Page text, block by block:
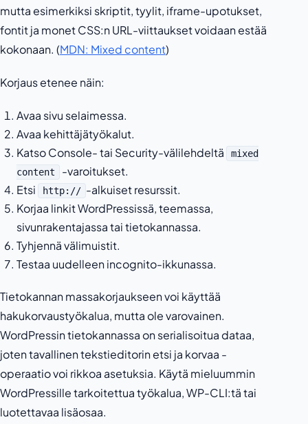
mutta esimerkiksi skriptit, tyylit, iframe-upotukset,
fontit ja monet CSS:n URL-viittaukset voidaan estää
kokonaan. (MDN: Mixed content)
Korjaus etenee näin:
Avaa sivu selaimessa.
Avaa kehittäjätyökalut.
Katso Console- tai Security-välilehdeltä
mixed
content
-varoitukset.
Etsi
http:// -alkuiset resurssit.
Korjaa linkit WordPressissä, teemassa,
sivunrakentajassa tai tietokannassa.
Tyhjennä välimuistit.
Testaa uudelleen incognito-ikkunassa.
Tietokannan massakorjaukseen voi käyttää
hakukorvaustyökalua, mutta ole varovainen.
WordPressin tietokannassa on serialisoitua dataa,
joten tavallinen tekstieditorin etsi ja korvaa -
operaatio voi rikkoa asetuksia. Käytä mieluummin
WordPressille tarkoitettua työkalua, WP-CLI:tä tai
luotettavaa lisäosaa.